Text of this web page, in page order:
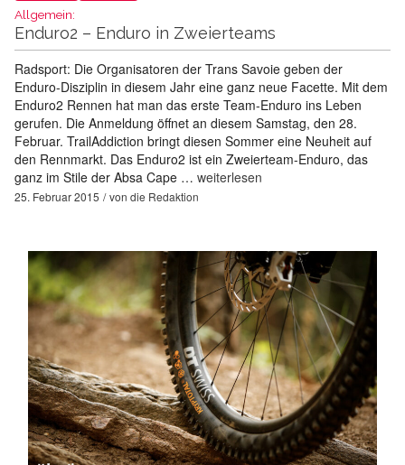
Allgemein:
Enduro2 – Enduro in Zweierteams
Radsport: Die Organisatoren der Trans Savoie geben der
Enduro-Disziplin in diesem Jahr eine ganz neue Facette. Mit dem
Enduro2 Rennen hat man das erste Team-Enduro ins Leben
gerufen. Die Anmeldung öffnet an diesem Samstag, den 28.
Februar. TrailAddiction bringt diesen Sommer eine Neuheit auf
den Rennmarkt. Das Enduro2 ist ein Zweierteam-Enduro, das
ganz im Stile der Absa Cape … weiterlesen
25. Februar 2015 von die Redaktion